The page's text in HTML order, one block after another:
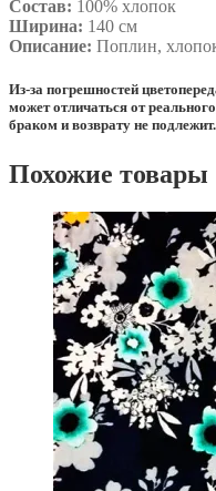
Состав: 100% хлопок
Ширина: 140 см
Описание: Поплин,
Из-за погрешностей
может отличаться от
браком и возврату не подлежит.
Похожие товары